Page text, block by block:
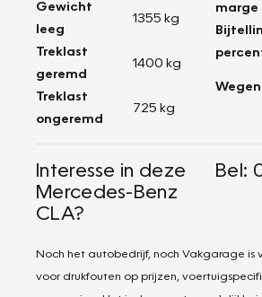
Gewicht
leeg
1355 kg
Treklast
geremd
1400 kg
Treklast
ongeremd
725 kg
marge
Interesse in deze
Mercedes-Benz
CLA?
Bel:
Noch het autobedrijf, noch Vakgarage is
voor drukfouten op prijzen,